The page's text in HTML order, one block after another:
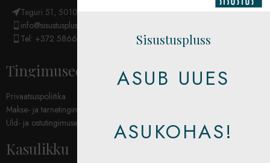
Teguri 51, 50107 Tartu
info@sisustuspluss.eu
Tel: +372 5866 6654
Tingimused
Privaatsuspoliitika
Makse- ja tarnetingimused
Üld- ja ostutingimused
Kasulikku
Sisustuspluss
ASUB UUES
ASUKOHAS!